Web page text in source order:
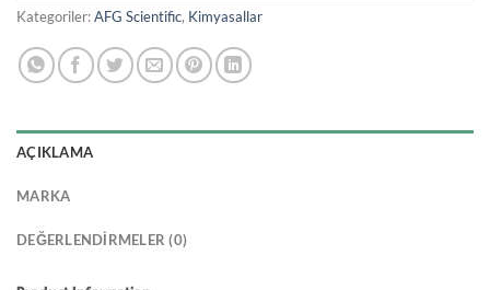
Kategoriler:AFG Scientific, Kimyasallar
AÇIKLAMA
MARKA
DEĞERLENDIRMELER (0)